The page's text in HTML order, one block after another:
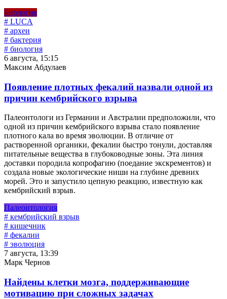
Биология
# LUCA
# археи
# бактерия
# биология
6 августа, 15:15
Максим Абдулаев
Появление плотных фекалий назвали одной из
причин кембрийского взрыва
Палеонтологи из Германии и Австралии предположили, что
одной из причин кембрийского взрыва стало появление
плотного кала во время эволюции. В отличие от
растворенной органики, фекалии быстро тонули, доставляя
питательные вещества в глубоководные зоны. Эта линия
доставки породила копрофагию (поедание экскрементов) и
создала новые экологические ниши на глубине древних
морей. Это и запустило цепную реакцию, известную как
кембрийский взрыв.
Палеонтология
# кембрийский взрыв
# кишечник
# фекалии
# эволюция
7 августа, 13:39
Марк Чернов
Найдены клетки мозга, поддерживающие
мотивацию при сложных задачах